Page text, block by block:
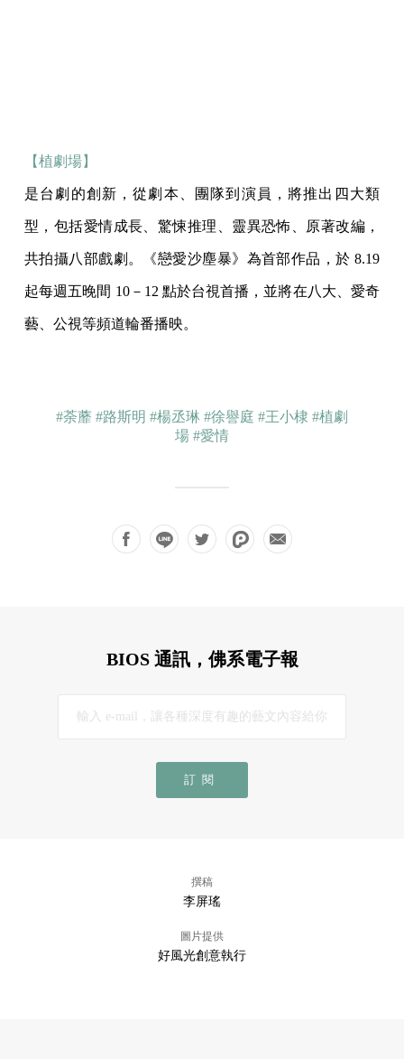
【植劇場】
是台劇的創新，從劇本、團隊到演員，將推出四大類
型，包括愛情成長、驚悚推理、靈異恐怖、原著改編，
共拍攝八部戲劇。《戀愛沙塵暴》為首部作品，於 8.19
起每週五晚間 10－12 點於台視首播，並將在八大、愛奇
藝、公視等頻道輪番播映。
#荼蘼 #路斯明 #楊丞琳 #徐譽庭 #王小棣 #植劇
場 #愛情
BIOS 通訊，佛系電子報
訂閱
撰稿
李屏瑤
圖片提供
好風光創意執行